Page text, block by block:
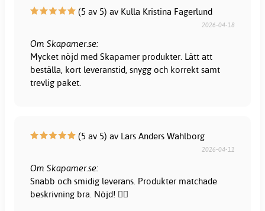
(5 av 5) av Kulla Kristina Fagerlund
2026-04-18
Om Skapamer.se:
Mycket nöjd med Skapamer produkter. Lätt att
beställa, kort leveranstid, snygg och korrekt samt
trevlig paket.
(5 av 5) av Lars Anders Wahlborg
2026-04-11
Om Skapamer.se:
Snabb och smidig leverans. Produkter matchade
beskrivning bra. Nöjd! 👍🏻